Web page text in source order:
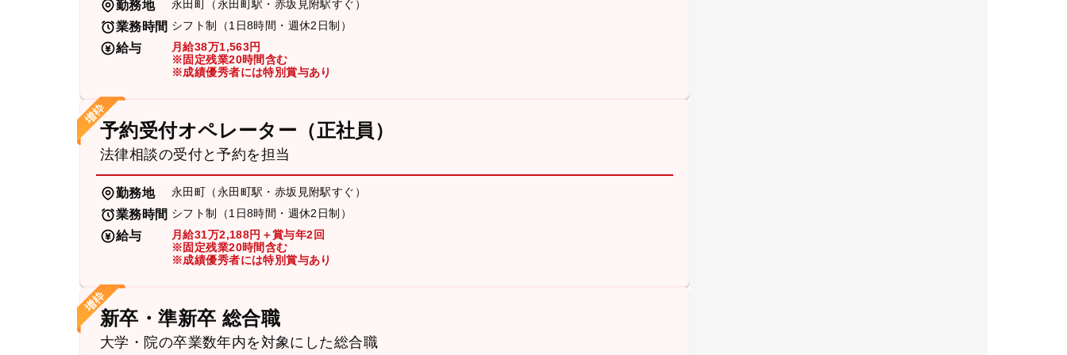
勤務地 永田町（永田町駅・赤坂見附駅すぐ）
業務時間 シフト制（1日8時間・週休2日制）
給与
月給38万1,563円
※固定残業20時間含む
※成績優秀者には特別賞与あり
予約受付オペレーター（正社員）
法律相談の受付と予約を担当
勤務地 永田町（永田町駅・赤坂見附駅すぐ）
業務時間 シフト制（1日8時間・週休2日制）
給与
月給31万2,188円＋賞与年2回
※固定残業20時間含む
※成績優秀者には特別賞与あり
新卒・準新卒 総合職
大学・院の卒業数年内を対象にした総合職